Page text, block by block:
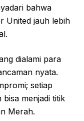
bahwa
United jauh lebih
dialami para
nyata.
setiap
menjadi titik
Merah.